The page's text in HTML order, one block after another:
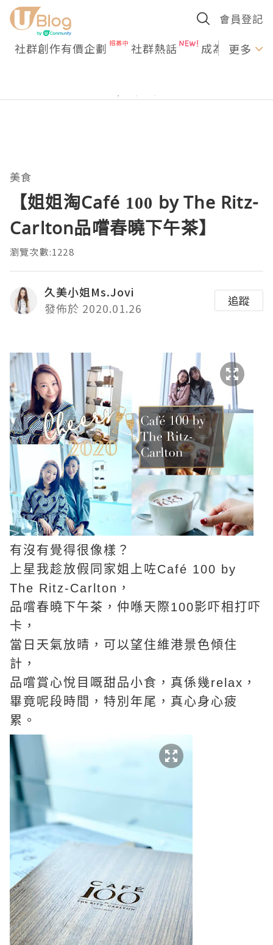
會員登記
社群創作有價企劃 社群熱話 成為U更多
美食
【姐姐淘Café 100 by The Ritz-
Carlton品嚐春曉下午茶】
瀏覽次數:1228
久美小姐Ms.Jovi
發佈於 2020.01.26
追蹤
有沒有覺得很像樣？
上星我趁放假同家姐上咗Café 100 by
The Ritz-Carlton，
品嚐春曉下午茶，仲喺天際100影吓相打吓
卡，
當日天氣放晴，可以望住維港景色傾住
計，
品嚐賞心悅目嘅甜品小食，真係幾relax，
畢竟呢段時間，特別年尾，真心身心疲
累。